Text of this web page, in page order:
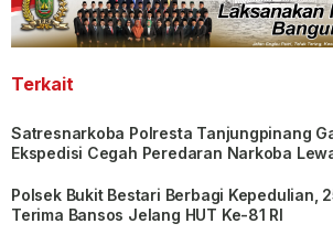
Terkait
Satresnarkoba Polresta Tanjungpinang
Ekspedisi Cegah Peredaran Narkoba
Polsek Bukit Bestari Berbagi Kepedulian,
Terima Bansos Jelang HUT Ke-81 RI